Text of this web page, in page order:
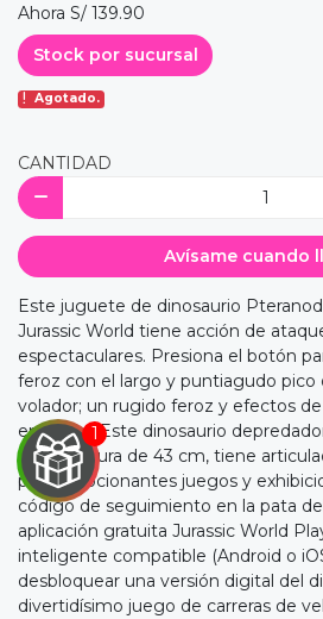
Ahora S/ 139.90
Stock por sucursal
Agotado.
CANTIDAD
Avísame cuando
Este juguete de dinosaurio
Jurassic World tiene acción de
espectaculares. Presiona el botón
feroz con el largo y puntiagudo pico
volador; un rugido feroz y efectos
emoción. Este dinosaurio
envergadura de 43 cm, tiene
para emocionantes juegos y
código de seguimiento en la pata
aplicación gratuita Jurassic World
inteligente compatible (Android o
desbloquear una versión digital del
divertidísimo juego de carreras de